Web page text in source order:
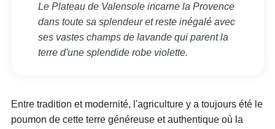
Le Plateau de Valensole incarne la Provence
dans toute sa splendeur et reste inégalé avec
ses vastes champs de lavande qui parent la
terre d'une splendide robe violette.
Entre tradition et modernité, l'agriculture y a toujours été le
poumon de cette terre généreuse et authentique où la